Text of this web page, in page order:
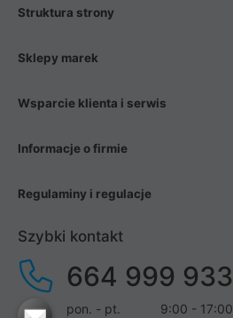
Struktura strony
Sklepy marek
Wsparcie klienta i serwis
Informacje o firmie
Regulaminy i regulacje
Szybki kontakt
664 999 933
pon. - pt. 9:00 - 17:00